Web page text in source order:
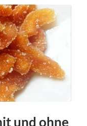
und ohne